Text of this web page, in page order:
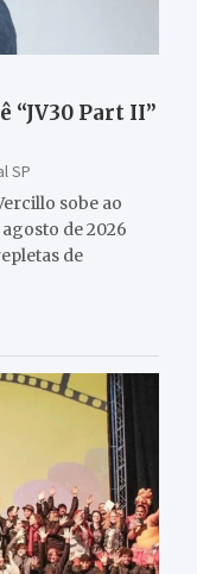
“JV30 Part II”
SP
sobe ao
de 2026
de